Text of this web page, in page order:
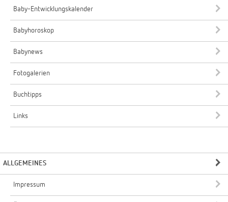
Baby-Entwicklungskalender
Babyhoroskop
Babynews
Fotogalerien
Buchtipps
Links
ALLGEMEINES
Impressum